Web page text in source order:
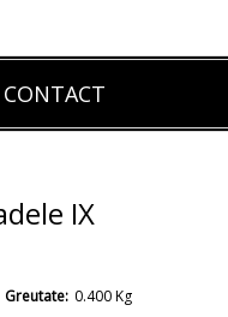
CONTACT
IX
Greutate: 0.400Kg